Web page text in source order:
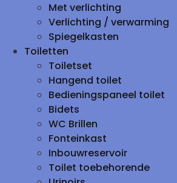
Met verlichting
Verlichting / verwarming
Spiegelkasten
Toiletten
Toiletset
Hangend toilet
Bedieningspaneel toilet
Bidets
WC Brillen
Fonteinkast
Inbouwreservoir
Toilet toebehorende